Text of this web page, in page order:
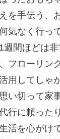
を手伝う、
気なく行っ
週間ほどは
フローリン
用してしゃ
い切って家
行に頼った
活を心がけ